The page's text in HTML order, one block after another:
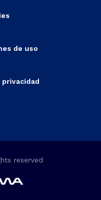
de uso
reserved